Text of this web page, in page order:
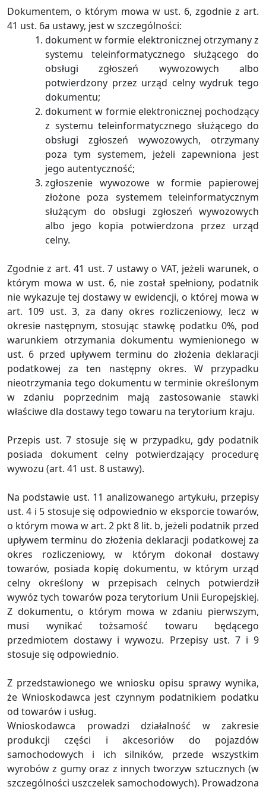
Dokumentem, o którym mowa w ust. 6, zgodnie z art.
41 ust. 6a ustawy, jest w szczególności:
dokument w formie elektronicznej otrzymany z
systemu teleinformatycznego służącego do
obsługi zgłoszeń wywozowych albo
potwierdzony przez urząd celny wydruk tego
dokumentu;
dokument w formie elektronicznej pochodzący
z systemu teleinformatycznego służącego do
obsługi zgłoszeń wywozowych, otrzymany
poza tym systemem, jeżeli zapewniona jest
jego autentyczność;
zgłoszenie wywozowe w formie papierowej
złożone poza systemem teleinformatycznym
służącym do obsługi zgłoszeń wywozowych
albo jego kopia potwierdzona przez urząd
celny.
Zgodnie z art. 41 ust. 7 ustawy o VAT, jeżeli warunek, o
którym mowa w ust. 6, nie został spełniony, podatnik
nie wykazuje tej dostawy w ewidencji, o której mowa w
art. 109 ust. 3, za dany okres rozliczeniowy, lecz w
okresie następnym, stosując stawkę podatku 0%, pod
warunkiem otrzymania dokumentu wymienionego w
ust. 6 przed upływem terminu do złożenia deklaracji
podatkowej za ten następny okres. W przypadku
nieotrzymania tego dokumentu w terminie określonym
w zdaniu poprzednim mają zastosowanie stawki
właściwe dla dostawy tego towaru na terytorium kraju.
Przepis ust. 7 stosuje się w przypadku, gdy podatnik
posiada dokument celny potwierdzający procedurę
wywozu (art. 41 ust. 8 ustawy).
Na podstawie ust. 11 analizowanego artykułu, przepisy
ust. 4 i 5 stosuje się odpowiednio w eksporcie towarów,
o którym mowa w art. 2 pkt 8 lit. b, jeżeli podatnik przed
upływem terminu do złożenia deklaracji podatkowej za
okres rozliczeniowy, w którym dokonał dostawy
towarów, posiada kopię dokumentu, w którym urząd
celny określony w przepisach celnych potwierdził
wywóz tych towarów poza terytorium Unii Europejskiej.
Z dokumentu, o którym mowa w zdaniu pierwszym,
musi wynikać tożsamość towaru będącego
przedmiotem dostawy i wywozu. Przepisy ust. 7 i 9
stosuje się odpowiednio.
Z przedstawionego we wniosku opisu sprawy wynika,
że Wnioskodawca jest czynnym podatnikiem podatku
od towarów i usług.
Wnioskodawca prowadzi działalność w zakresie
produkcji części i akcesoriów do pojazdów
samochodowych i ich silników, przede wszystkim
wyrobów z gumy oraz z innych tworzyw sztucznych (w
szczególności uszczelek samochodowych). Prowadzona